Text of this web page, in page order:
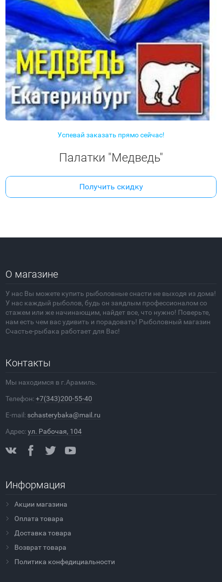
Успевай заказать прямо сейчас!
Палатки "Медведь"
Получить скидку
О магазине
У нас Вы можете купить рыболовные снасти не выходя из дома!
У нас каждый рыболов, будь он заядлым профессионалом со
стажем или же начинающим, найдет все, что нужно! Поверьте,
нам есть чем вас удивить и порадовать! Рыболовный магазин
Счастье-рыбака работает для Вас!
Контакты
Мы находимся в г.Арамиль.
Телефон:+7(343)200-55-40
E-mail: schasterybaka@mail.ru
Адрес:ул. Рабочая, 104
Информация
Акции магазина
Оплата товара
Доставка товара
Возврат товара
Политика конфедициальности